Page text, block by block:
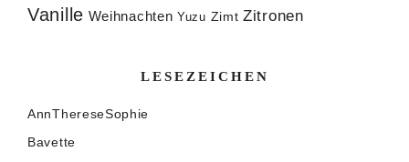
Vanille Weihnachten Yuzu Zimt Zitronen
LESEZEICHEN
AnnThereseSophie
Bavette